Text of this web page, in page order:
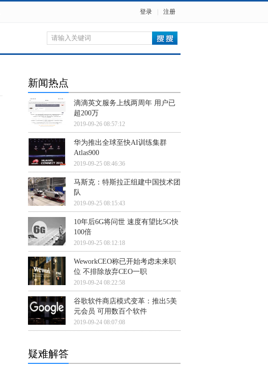
登录 注册
新闻热点
滴滴英文服务上线两周年 用户已
超200万
2019-09-26 08:57:12
华为推出全球至快AI训练集群
Atlas900
2019-09-25 08:46:36
马斯克：特斯拉正组建中国技术团
队
2019-09-25 08:15:43
10年后6G将问世 速度有望比5G快
100倍
2019-09-25 08:12:18
WeworkCEO称已开始考虑未来职
位 不排除放弃CEO一职
2019-09-24 08:22:58
谷歌软件商店模式变革：推出5美
元会员 可用数百个软件
2019-09-24 08:07:08
疑难解答